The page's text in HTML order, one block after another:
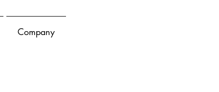
Company